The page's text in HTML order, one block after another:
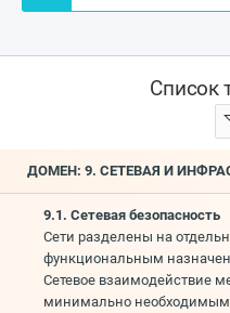
Список
ДОМЕН: 9. СЕТЕВАЯ И
9.1. Сетевая безопасность
Сети разделены на
функциональным
Сетевое взаимодействие
минимально необходимым